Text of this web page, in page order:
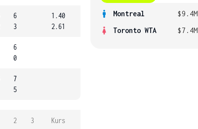
6
3
1.40
2.61
6
0
7
5
2 3 Kurs
Montreal $9.4M
Toronto WTA
$7.4M